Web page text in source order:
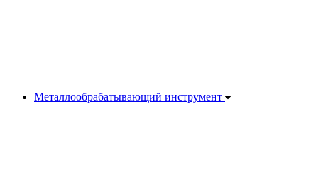
Металлообрабатывающий инструмент